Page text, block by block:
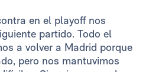
en el playoff nos
partido. Todo el
a volver a Madrid porque
pero nos mantuvimos